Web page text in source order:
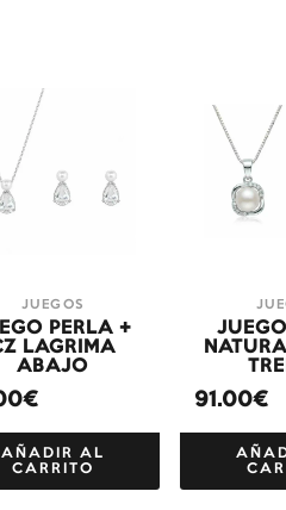
JUEGOS
PERLA +
LAGRIMA
ABAJO
AÑADIR AL
CARRITO
91.00€